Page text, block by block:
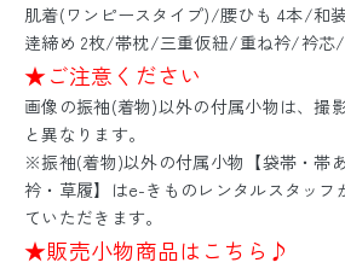
肌着(ワンピースタイプ)/腰ひも 4本/
逹締め 2枚/帯枕/三重仮紐/重ね衿/衿芯
★ご注意ください
画像の振袖(着物)以外の付属小物は、撮
と異なります。
※振袖(着物)以外の付属小物【袋帯・帯
衿・草履】はe-きものレンタルスタッフ
ていただきます。
★販売小物商品はこちら♪